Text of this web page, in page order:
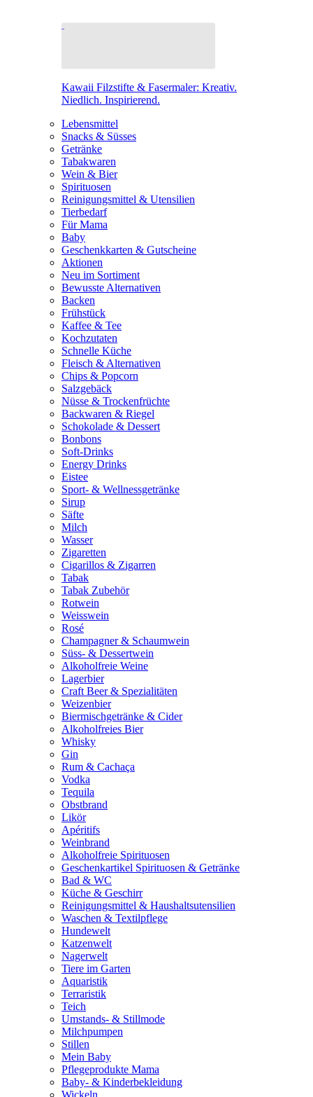
Kawaii Filzstifte & Fasermaler: Kreativ.
Niedlich. Inspirierend.
Lebensmittel
Snacks & Süsses
Getränke
Tabakwaren
Wein & Bier
Spirituosen
Reinigungsmittel & Utensilien
Tierbedarf
Für Mama
Baby
Geschenkkarten & Gutscheine
Aktionen
Neu im Sortiment
Bewusste Alternativen
Backen
Frühstück
Kaffee & Tee
Kochzutaten
Schnelle Küche
Fleisch & Alternativen
Chips & Popcorn
Salzgebäck
Nüsse & Trockenfrüchte
Backwaren & Riegel
Schokolade & Dessert
Bonbons
Soft-Drinks
Energy Drinks
Eistee
Sport- & Wellnessgetränke
Sirup
Säfte
Milch
Wasser
Zigaretten
Cigarillos & Zigarren
Tabak
Tabak Zubehör
Rotwein
Weisswein
Rosé
Champagner & Schaumwein
Süss- & Dessertwein
Alkoholfreie Weine
Lagerbier
Craft Beer & Spezialitäten
Weizenbier
Biermischgetränke & Cider
Alkoholfreies Bier
Whisky
Gin
Rum & Cachaça
Vodka
Tequila
Obstbrand
Likör
Apéritifs
Weinbrand
Alkoholfreie Spirituosen
Geschenkartikel Spirituosen & Getränke
Bad & WC
Küche & Geschirr
Reinigungsmittel & Haushaltsutensilien
Waschen & Textilpflege
Hundewelt
Katzenwelt
Nagerwelt
Tiere im Garten
Aquaristik
Terraristik
Teich
Umstands- & Stillmode
Milchpumpen
Stillen
Mein Baby
Pflegeprodukte Mama
Baby- & Kinderbekleidung
Wickeln